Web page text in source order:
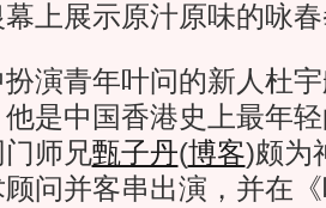
上展示原汁原味的咏
青年叶问的新人杜宇
是中国香港史上最年
师兄甄子丹(博客)颇为
问并客串出演，并在